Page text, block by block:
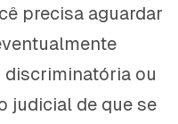
precisa aguardar
ou
judicial de que se